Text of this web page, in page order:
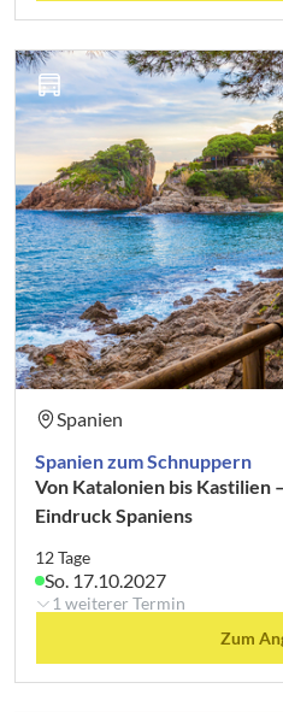
Spanien
Spanien zum Schnuppern
Von Katalonien bis
Eindruck Spaniens
12 Tage
So. 17.10.2027
1 weiterer Termin
Zum